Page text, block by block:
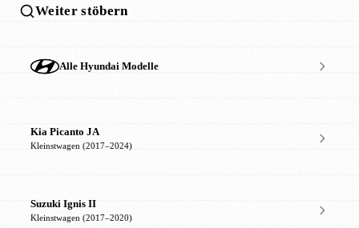
Weiter stöbern
Alle Hyundai Modelle
Kia Picanto JA
Kleinstwagen (2017–2024)
Suzuki Ignis II
Kleinstwagen (2017–2020)